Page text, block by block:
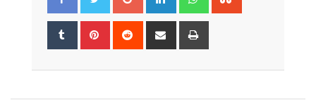
Tumblr Pinterest Reddit
Share